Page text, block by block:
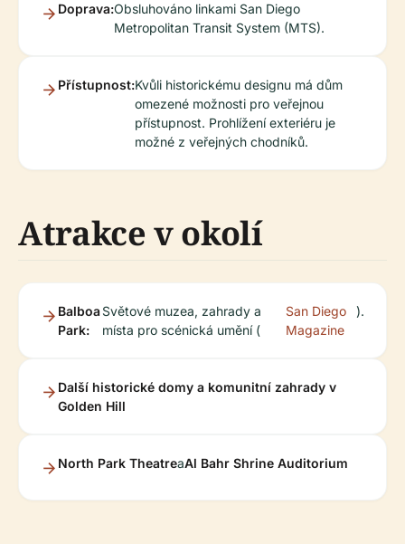
Doprava:Obsluhováno linkami San Diego
Metropolitan Transit System (MTS).
Přístupnost:Kvůli historickému designu má dům
omezené možnosti pro veřejnou
přístupnost. Prohlížení exteriéru je
možné z veřejných chodníků.
Atrakce v okolí
Balboa
Park:
Světové muzea, zahrady a
místa pro scénická umění (
San Diego
Magazine
).
Další historické domy a komunitní zahrady v
Golden Hill
North Park TheatreaAl Bahr Shrine Auditorium